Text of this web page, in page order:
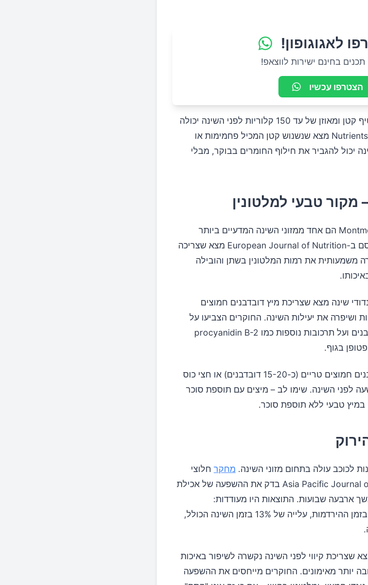
לאגוגופון!
תכנים בחינם ישירות לווצאפ!
הצטרפו עכשיו
מחקרים מראים שצריכה של חטיף קטן ומאוזן של עד 150 קלוריות לפני השינה יכולה
שפורסם ב-Nutrients מצא שנשנוש קטן המכיל פחמימות או
לפני השינה יכול להגביר את חילוף החומרים בבוקר, מבלי
מקור טבעי למלטונין
דובדבנים חמוצים מסוג Montmorency הם אחד ממזוני השינה המדעיים ביותר
משמעותי שפורסם ב-European Journal of Nutrition מצא שצריכה
משמעותית את רמות המלטונין בשתן והובילה
שינה מצא שצריכת מיץ דובדבנים חמוצים
את זמן השינה ב-84 דקות ושיפרה את יעילות השינה. החוקרים הצביעו על
תכולת המלטונין הגבוהה בדובדבנים ועל תרכובות נוספות כמו procyanidin B-2
בגוף.
כוס קטנה של דובדבנים חמוצים טריים (כ-15-20 דובדבנים) או חצי כוס
חמוצים 100% כשעה לפני השינה. שימו לב – מיצים עם תוספת סוכר
במיץ טבעי ללא תוספת סוכר.
לכוכב עולה בתחום מזוני השינה. מחקר חלוצי
שפורסם ב-Asia Pacific Journal of Clinical Nutrition בדק את ההשפעה של אכילת
ארבעה שבועות. התוצאות היו מעודדות:
המשתתפים חוו קיצור של 35% בזמן ההירדמות, עלייה של 13% בזמן השינה הכולל,
שצריכת קיווי לפני השינה נקשרה לשיפור באיכות
יותר מאימונים. החוקרים מייחסים את ההשפעה